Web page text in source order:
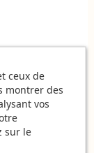
ceux de
montrer des
vos
sur le